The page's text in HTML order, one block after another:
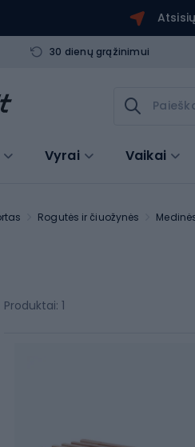
30 dienų grąžinimui
Vyrai Vaikai
Rogutės ir čiuožynės
Produktai: 1